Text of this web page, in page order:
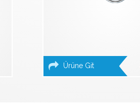
Ürüne Git